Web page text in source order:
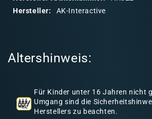
n
Hersteller:
AK-Interactive
Altershinweis:
Für Kinder unter 16 Jahren nicht
Umgang sind die
Herstellers zu beachten.